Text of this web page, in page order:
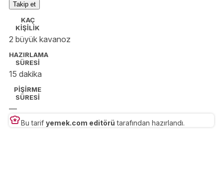
Takip et
KAÇ
KİŞİLİK
2 büyük kavanoz
HAZIRLAMA
SÜRESİ
15 dakika
PİŞİRME
SÜRESİ
—
Bu tarif yemek.com editörü tarafından hazırlandı.